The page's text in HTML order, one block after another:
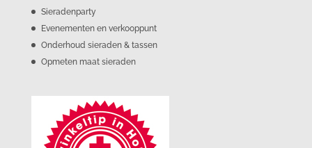
Sieradenparty
Evenementen en verkooppunt
Onderhoud sieraden & tassen
Opmeten maat sieraden